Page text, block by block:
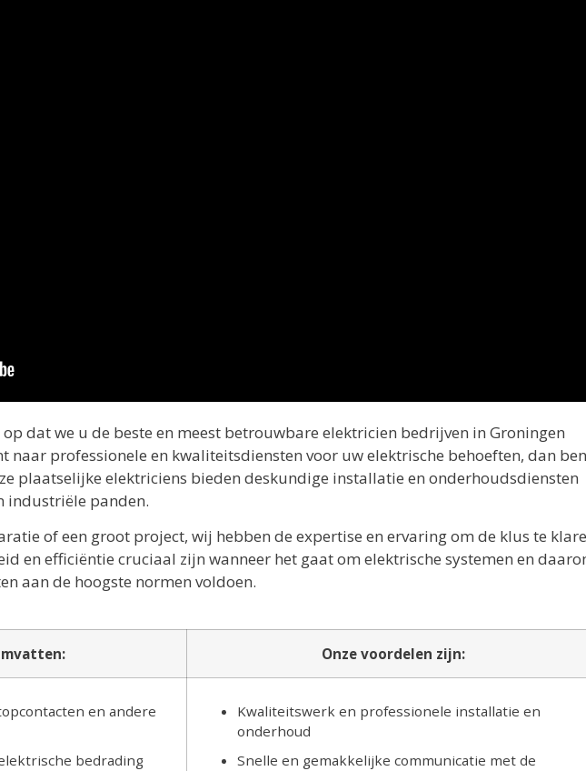
dat we u de beste en meest betrouwbare elektricien bedrijven in Groningen
naar professionele en kwaliteitsdiensten voor uw elektrische behoeften, dan
plaatselijke elektriciens bieden deskundige installatie en onderhoudsdiensten
industriële panden.
of een groot project, wij hebben de expertise en ervaring om de klus te
en efficiëntie cruciaal zijn wanneer het gaat om elektrische systemen en
aan de hoogste normen voldoen.
Onze voordelen zijn:
en andere
bedrading
Kwaliteitswerk en professionele installatie en
onderhoud
Snelle en gemakkelijke communicatie met de